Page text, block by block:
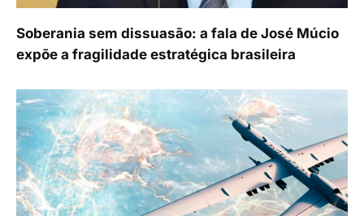
Soberania sem dissuasão: a fala de José Múcio
expõe a fragilidade estratégica brasileira